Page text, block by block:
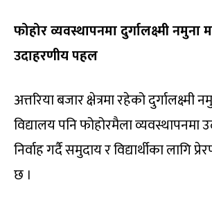
फोहोर व्यवस्थापनमा दुर्गालक्ष्मी नमुना
उदाहरणीय पहल
अत्तरिया बजार क्षेत्रमा रहेको दुर्गालक्ष्मी
विद्यालय पनि फोहोरमैला व्यवस्थापनमा
निर्वाह गर्दै समुदाय र विद्यार्थीका लागि
छ ।